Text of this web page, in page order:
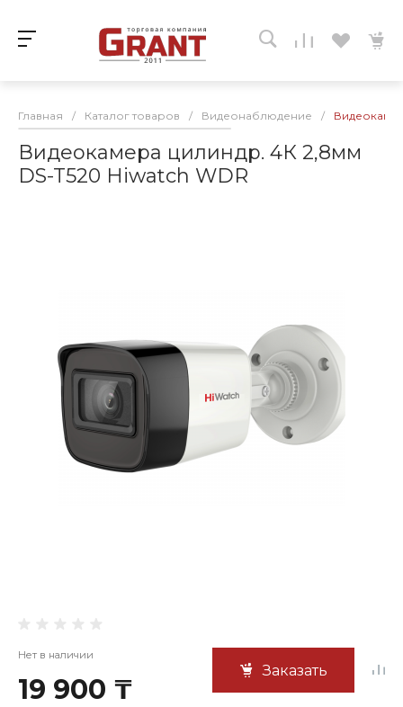
Главная / Каталог товаров / Видеонаблюдение /
Видеокамера цилиндр. 4К 2,8мм
DS-T520 Hiwatch WDR
Нет в наличии
19 900 ₸
Заказать